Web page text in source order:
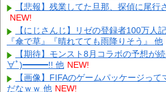
【悲報】残業してた旦那、探偵に尾
NEW!
【にじさんじ】リゼの登録者100万人
『傘で草』『晴れてても雨降りそう』 他
【期待】モンスト8月コラボの予想
∀ﾟ)━━━!! 他 NEW!
【画像】FIFAのゲームパッケージっ
だなｗｗ 他 NEW!